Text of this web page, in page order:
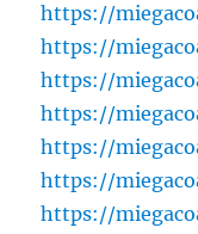
https://
https://
https://
https://
https://
https://
https://